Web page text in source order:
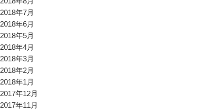
2018年7月
2018年6月
2018年5月
2018年4月
2018年3月
2018年2月
2018年1月
2017年12月
2017年11月